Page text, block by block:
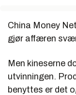
China Money
gjør affæren
Men kineserne
utvinningen.
benyttes er det